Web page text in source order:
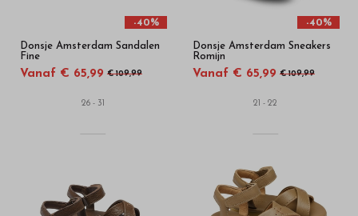
-40%
Donsje Amsterdam Sandalen
Fine
Vanaf € 65,99 € 109,99
26 - 31
-40%
Donsje Amsterdam Sneakers
Romijn
Vanaf € 65,99 € 109,99
21 - 22